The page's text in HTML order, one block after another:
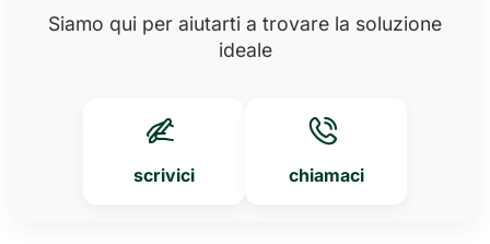
Siamo qui per aiutarti a trovare la soluzione
ideale
scrivici chiamaci